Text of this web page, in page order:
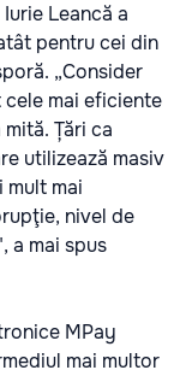
Leancă a
pentru cei din
„Consider
mai eficiente
Țări ca
utilizează masiv
mult mai
nivel de
a mai spus
MPay
mai multor